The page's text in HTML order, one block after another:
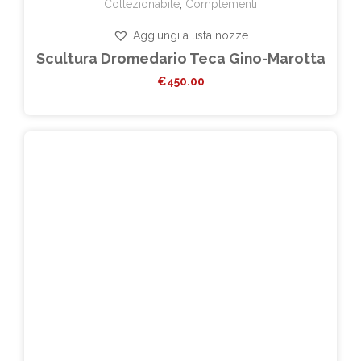
Collezionabile, Complementi
Aggiungi a lista nozze
Scultura Dromedario Teca Gino-Marotta
€450.00